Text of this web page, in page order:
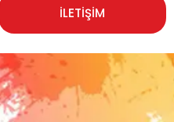
İLETİŞİM